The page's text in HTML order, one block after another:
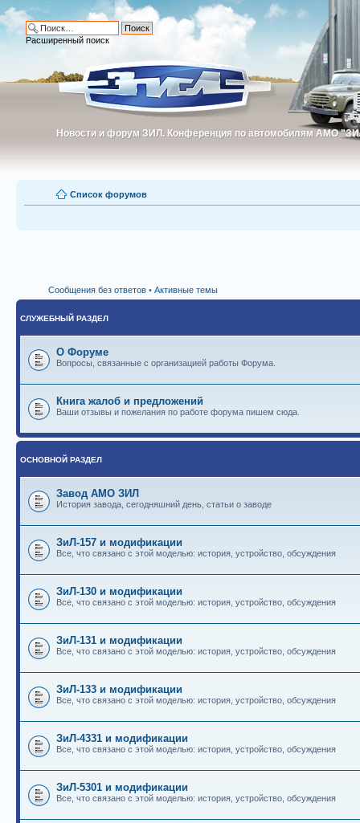
Новости и форум ЗИЛ. Конференция по автомобилям АМО
Новости и форум ЗИЛ. Конференция по автомобилям АМО
Расширенный поиск
Список форумов
Сообщения без ответов • Активные темы
СЛУЖЕБНЫЙ РАЗДЕЛ
О Форуме
Вопросы, связанные с организацией работы Форума.
Книга жалоб и предложений
Ваши отзывы и пожелания по работе форума пишем сюда.
ОСНОВНОЙ РАЗДЕЛ
Завод АМО ЗИЛ
История завода, сегодняшний день, статьи о заводе
ЗиЛ-157 и модификации
Все, что связано с этой моделью: история, устройство, обсуждения
ЗиЛ-130 и модификации
Все, что связано с этой моделью: история, устройство, обсуждения
ЗиЛ-131 и модификации
Все, что связано с этой моделью: история, устройство, обсуждения
ЗиЛ-133 и модификации
Все, что связано с этой моделью: история, устройство, обсуждения
ЗиЛ-4331 и модификации
Все, что связано с этой моделью: история, устройство, обсуждения
ЗиЛ-5301 и модификации
Все, что связано с этой моделью: история, устройство, обсуждения